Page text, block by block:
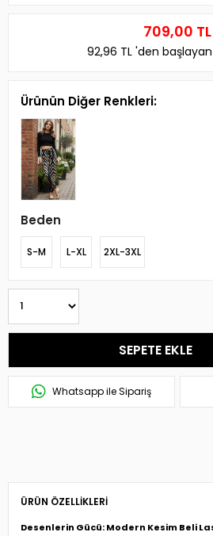
709,00 TL
92,96 TL 'den
Ürünün Diğer Renkleri:
Beden
S-M L-XL 2XL-3XL
Whatsapp ile Sipariş
ÜRÜN ÖZELLIKLERI
Desenlerin Gücü: Modern Kesim Beli